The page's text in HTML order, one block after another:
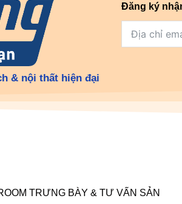
& nội thất hiện đại
Đăng ký
TRƯNG BÀY & TƯ VẤN SẢN